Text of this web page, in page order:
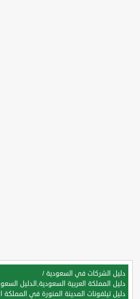
دليل الشركات في السعودية /
دليل المملكة العربية السعودية,الدليل
دليل تيلفونات المدينة المنورة في المملكة